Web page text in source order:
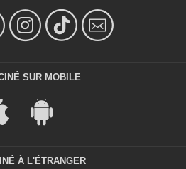
SUR MOBILE
À L'ÉTRANGER